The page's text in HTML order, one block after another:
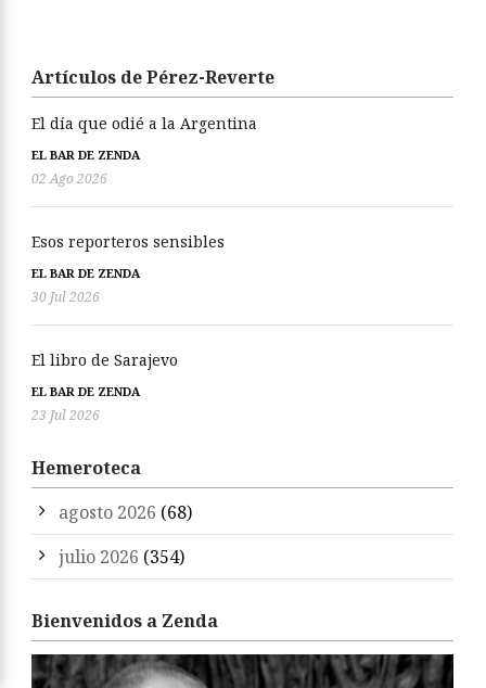
Artículos de Pérez-Reverte
El día que odié a la Argentina
EL BAR DE ZENDA
02 Ago 2026
Esos reporteros sensibles
EL BAR DE ZENDA
30 Jul 2026
El libro de Sarajevo
EL BAR DE ZENDA
23 Jul 2026
Hemeroteca
agosto 2026 (68)
julio 2026 (354)
Bienvenidos a Zenda